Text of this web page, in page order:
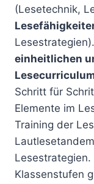
(Lesetechnik,
einheitlichen
Schritt für
Elemente im
Training der
Klassenstufen